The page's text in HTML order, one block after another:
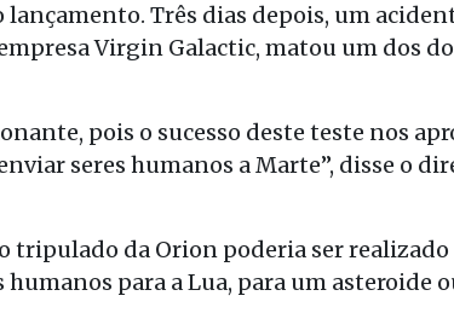
Três dias depois, um
Virgin Galactic, matou um dos
pois o sucesso deste teste nos
seres humanos a Marte”, disse o
tripulado da Orion poderia ser realizado
humanos para a Lua, para um asteroide